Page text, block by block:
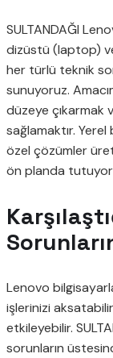
SULTANDAĞI
dizüstü (laptop)
her türlü teknik
sunuyoruz.
düzeye çıkarmak
sağlamaktır.
özel çözümler
ön planda
Lenovo
işlerinizi aksatabilir
etkileyebilir.
sorunların